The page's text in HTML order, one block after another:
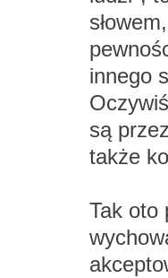
innego
są
także
Tak oto